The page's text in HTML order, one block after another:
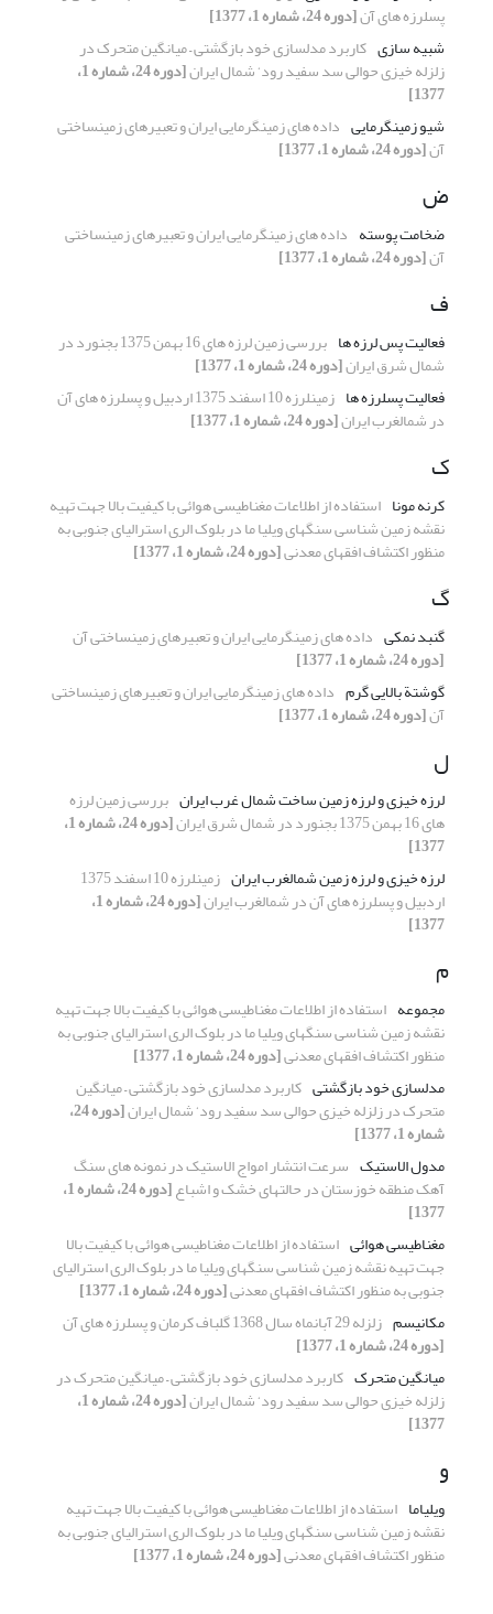
پسلرزه های آن[دوره 24، شماره 1، 1377]
شبیه سازی کاربرد مدلسازی خود بازگشتی – میانگین متحرک در
زلزله خیزی حوالی سد سفید رود‘ شمال ایران [دوره 24، شماره 1،
1377]
شیو زمینگرمایی داده های زمینگرمایی ایران و تعبیرهای زمینساختی
آن[دوره 24، شماره 1، 1377]
ض
ضخامت پوسته داده های زمینگرمایی ایران و تعبیرهای زمینساختی
آن[دوره 24، شماره 1، 1377]
ف
فعالیت پس لرزه ها بررسی زمین لرزه های 16 بهمن 1375 بجنورد در
شمال شرق ایران[دوره 24، شماره 1، 1377]
فعالیت پسلرزه ها
زمینلرزه 10 اسفند 1375 اردبیل و پسلرزه های آن
در شمالغرب ایران[دوره 24، شماره 1، 1377]
ک
کرنه مونا استفاده از اطلاعات مغناطیسی هوائی با کیفیت بالا جهت تهیه
نقشه زمین شناسی سنگهای ویلیا ما در بلوک الری استرالیای جنوبی به
منظور اکتشاف افقهای معدنی[دوره 24، شماره 1، 1377]
گ
گنبد نمکی داده های زمینگرمایی ایران و تعبیرهای زمینساختی آن
[دوره 24، شماره 1، 1377]
گوشتة بالایی گرم داده های زمینگرمایی ایران و تعبیرهای زمینساختی
آن[دوره 24، شماره 1، 1377]
ل
لرزه خیزی و لرزه زمین ساخت شمال غرب ایران بررسی زمین لرزه
های 16 بهمن 1375 بجنورد در شمال شرق ایران [دوره 24، شماره 1،
1377]
لرزه خیزی و لرزه زمین شمالغرب ایران
زمینلرزه 10 اسفند 1375
اردبیل و پسلرزه های آن در شمالغرب ایران [دوره 24، شماره 1،
1377]
م
مجموعه استفاده از اطلاعات مغناطیسی هوائی با کیفیت بالا جهت تهیه
نقشه زمین شناسی سنگهای ویلیا ما در بلوک الری استرالیای جنوبی به
منظور اکتشاف افقهای معدنی[دوره 24، شماره 1، 1377]
مدلسازی خود بازگشتی کاربرد مدلسازی خود بازگشتی – میانگین
متحرک در زلزله خیزی حوالی سد سفید رود‘ شمال ایران [دوره 24،
شماره 1، 1377]
مدول الاستیک سرعت انتشار امواج الاستیک در نمونه های سنگ
آهک منطقه خوزستان در حالتهای خشک و اشباع [دوره 24، شماره 1،
1377]
مغناطیسی هوائی استفاده از اطلاعات مغناطیسی هوائی با کیفیت بالا
جهت تهیه نقشه زمین شناسی سنگهای ویلیا ما در بلوک الری استرالیای
جنوبی به منظور اکتشاف افقهای معدنی[دوره 24، شماره 1، 1377]
مکانیسم زلزله 29 آبانماه سال 1368 گلباف کرمان و پسلرزه های آن
[دوره 24، شماره 1، 1377]
میانگین متحرک کاربرد مدلسازی خود بازگشتی – میانگین متحرک در
زلزله خیزی حوالی سد سفید رود‘ شمال ایران [دوره 24، شماره 1،
1377]
و
ویلیاما استفاده از اطلاعات مغناطیسی هوائی با کیفیت بالا جهت تهیه
نقشه زمین شناسی سنگهای ویلیا ما در بلوک الری استرالیای جنوبی به
منظور اکتشاف افقهای معدنی[دوره 24، شماره 1، 1377]